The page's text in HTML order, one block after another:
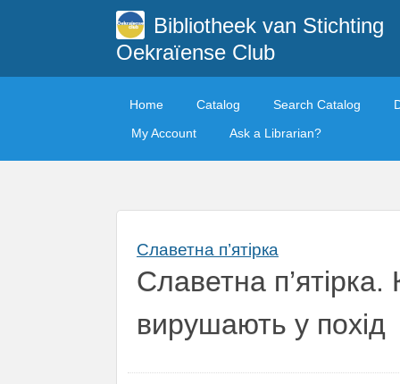
Bibliotheek van Stichting
Oekraïense Club
Home Catalog Search Catalog
My Account
Ask a Librarian?
Славетна п’ятірка
Славетна
вирушають у похід